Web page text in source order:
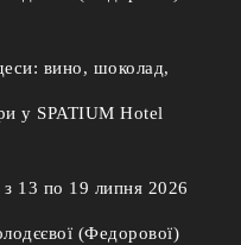
вино, шоколад,
у SPATIUM Hotel
13 по 19 липня 2026
(Федорової)